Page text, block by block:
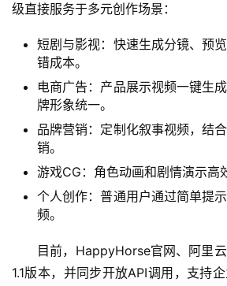
报
级直接服务于多元创作场景：
短剧与影视：快速生成分镜、预
错成本。
电商广告：产品展示视频一键生
牌形象统一。
品牌营销：定制化叙事视频，结
销。
游戏CG：角色动画和剧情演示高
个人创作：普通用户通过简单提
频。
目前，HappyHorse官网、阿里
1.1版本，并同步开放API调用，支持